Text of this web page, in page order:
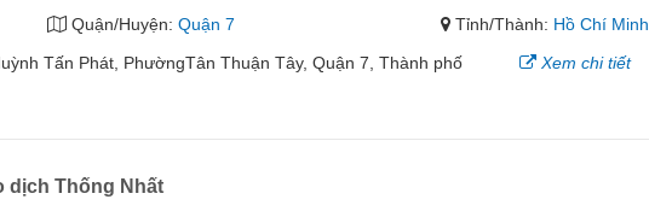
Quận/Huyện: Quận 7 Tỉnh/Thành: Hồ Chí Minh
Tấn Phát, PhườngTân Thuận Tây, Quận 7, Thành phố
Xem chi tiết
dịch Thống Nhất